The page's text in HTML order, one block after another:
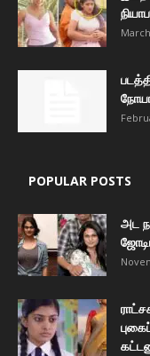
POPULAR POSTS
அட